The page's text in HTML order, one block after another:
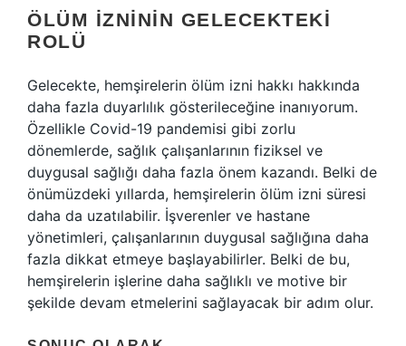
ÖLÜM İZNININ GELECEKTEKI
ROLÜ
Gelecekte, hemşirelerin ölüm izni hakkı hakkında
daha fazla duyarlılık gösterileceğine inanıyorum.
Özellikle Covid-19 pandemisi gibi zorlu
dönemlerde, sağlık çalışanlarının fiziksel ve
duygusal sağlığı daha fazla önem kazandı. Belki de
önümüzdeki yıllarda, hemşirelerin ölüm izni süresi
daha da uzatılabilir. İşverenler ve hastane
yönetimleri, çalışanlarının duygusal sağlığına daha
fazla dikkat etmeye başlayabilirler. Belki de bu,
hemşirelerin işlerine daha sağlıklı ve motive bir
şekilde devam etmelerini sağlayacak bir adım olur.